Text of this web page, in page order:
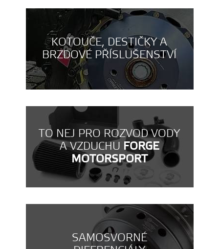
KOTOUČE, DESTIČKY A
BRZDOVÉ PŘÍSLUŠENSTVÍ
TO NEJ PRO ROZVOD VODY
A VZDUCHU FORGE
MOTORSPORT
SAMOSVORNÉ